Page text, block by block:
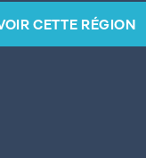
CETTE RÉGION